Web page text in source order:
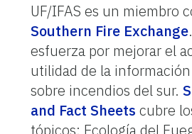
UF/IFAS es un miembro
Southern Fire Exchange
esfuerza por mejorar el
utilidad de la
sobre incendios del sur.
and Fact Sheets cubre
tópicos: Ecología del